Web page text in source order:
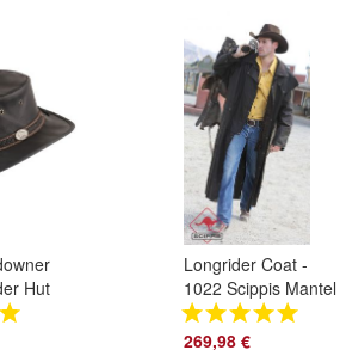
Hut
Longrider Coat -
1022 Scippis Mantel
Reitmantel Motorrad
Hund
269,98 €